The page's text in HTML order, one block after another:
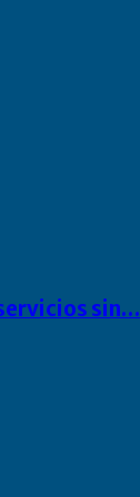
sin…